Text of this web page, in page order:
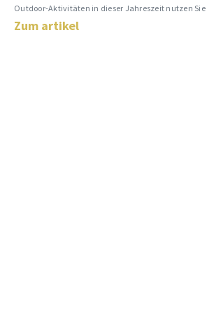
Outdoor-Aktivitäten in dieser Jahreszeit nutzen
Zum artikel